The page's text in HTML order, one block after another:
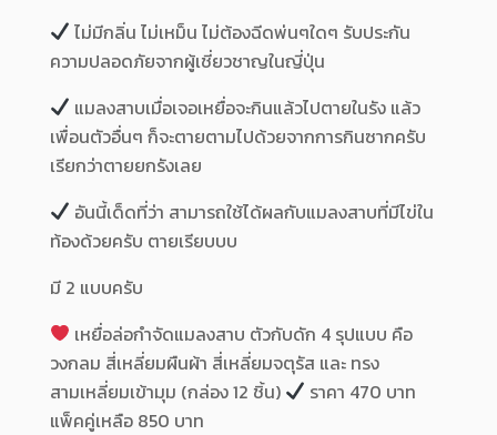
ไม่มีกลิ่น ไม่เหม็น ไม่ต้องฉีดพ่นๆใดๆ รับประกัน
ความปลอดภัยจากผู้เชี่ยวชาญในญี่ปุ่น
แมลงสาบเมื่อเจอเหยื่อจะกินแล้วไปตายในรัง แล้ว
เพื่อนตัวอื่นๆ ก็จะตายตามไปด้วยจากการกินซากครับ
เรียกว่าตายยกรังเลย
อันนี้เด็ดที่ว่า สามารถใช้ได้ผลกับแมลงสาบที่มีไข่ใน
ท้องด้วยครับ ตายเรียบบบ
มี 2 แบบครับ
เหยื่อล่อกำจัดแมลงสาบ ตัวกับดัก 4 รุปแบบ คือ
วงกลม สี่เหลี่ยมผืนผ้า สี่เหลี่ยมจตุรัส และ ทรง
สามเหลี่ยมเข้ามุม (กล่อง 12 ชิ้น)
ราคา 470 บาท
แพ็คคู่เหลือ 850 บาท